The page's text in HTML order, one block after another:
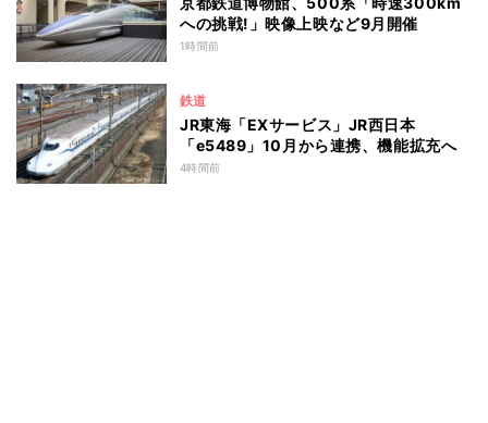
への挑戦!」映像上映など9月開催
1時間前
鉄道
JR東海「EXサービス」JR西日本
「e5489」10月から連携、機能拡充へ
4時間前